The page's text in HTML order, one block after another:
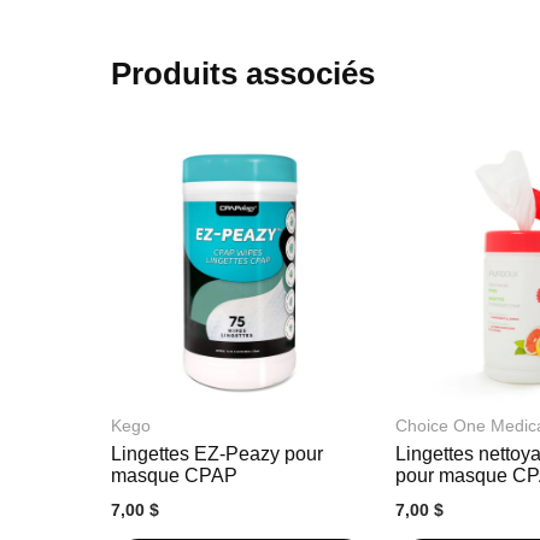
la
Galerie
Produits associés
Kego
Lingettes EZ-Peazy pour
masque CPAP
7,00 $
Choice One
Lingettes
pour masque
7,00 $